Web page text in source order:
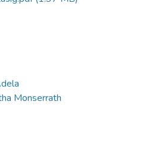
Monserrath